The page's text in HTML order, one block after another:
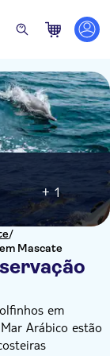
/
Mascate
+ 1
em
Arábico estão